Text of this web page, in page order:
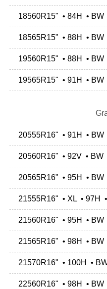
18560R15" • 84H • BW
18565R15" • 88H • BW
19560R15" • 88H • BW
19565R15" • 91H • BW
20555R16" • 91H • BW
20560R16" • 92V • BW
20565R16" • 95H • BW
21555R16" • XL • 97H
21560R16" • 95H • BW
21565R16" • 98H • BW
21570R16" • 100H •
22560R16" • 98H • BW